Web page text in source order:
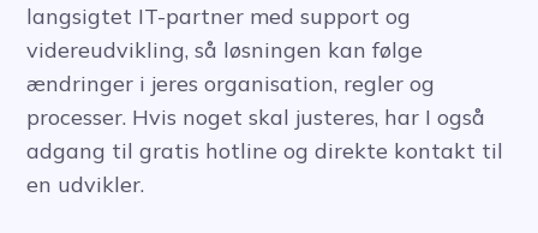
langsigtet IT-partner med support og
videreudvikling, så løsningen kan følge
ændringer i jeres organisation, regler og
processer. Hvis noget skal justeres, har I også
adgang til gratis hotline og direkte kontakt til
en udvikler.